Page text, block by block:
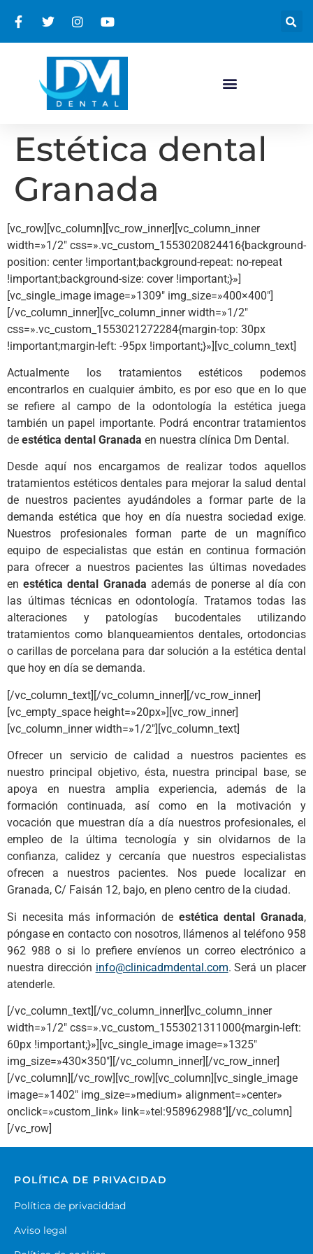
Estética dental
Granada
[vc_row][vc_column][vc_row_inner][vc_column_inner
width=»1/2″ css=».vc_custom_1553020824416{background-
position: center !important;background-repeat: no-repeat
!important;background-size: cover !important;}»]
[vc_single_image image=»1309″ img_size=»400×400″]
[/vc_column_inner][vc_column_inner width=»1/2″
css=».vc_custom_1553021272284{margin-top: 30px
!important;margin-left: -95px !important;}»][vc_column_text]
Actualmente los tratamientos estéticos podemos
encontrarlos en cualquier ámbito, es por eso que en lo que
se refiere al campo de la odontología la estética juega
también un papel importante. Podrá encontrar tratamientos
de estética dental Granada en nuestra clínica Dm Dental.
Desde aquí nos encargamos de realizar todos aquellos
tratamientos estéticos dentales para mejorar la salud dental
de nuestros pacientes ayudándoles a formar parte de la
demanda estética que hoy en día nuestra sociedad exige.
Nuestros profesionales forman parte de un magnífico
equipo de especialistas que están en continua formación
para ofrecer a nuestros pacientes las últimas novedades
enestética dental Granada además de ponerse al día con
las últimas técnicas en odontología. Tratamos todas las
alteraciones y patologías bucodentales utilizando
tratamientos como blanqueamientos dentales, ortodoncias
o carillas de porcelana para dar solución a la estética dental
que hoy en día se demanda.
[/vc_column_text][/vc_column_inner][/vc_row_inner]
[vc_empty_space height=»20px»][vc_row_inner]
[vc_column_inner width=»1/2″][vc_column_text]
Ofrecer un servicio de calidad a nuestros pacientes es
nuestro principal objetivo, ésta, nuestra principal base, se
apoya en nuestra amplia experiencia, además de la
formación continuada, así como en la motivación y
vocación que muestran día a día nuestros profesionales, el
empleo de la última tecnología y sin olvidarnos de la
confianza, calidez y cercanía que nuestros especialistas
ofrecen a nuestros pacientes. Nos puede localizar en
Granada, C/ Faisán 12, bajo, en pleno centro de la ciudad.
Si necesita más información de estética dental Granada,
póngase en contacto con nosotros, llámenos al teléfono 958
962 988 o si lo prefiere envíenos un correo electrónico a
nuestra dirección info@clinicadmdental.com. Será un placer
atenderle.
[/vc_column_text][/vc_column_inner][vc_column_inner
width=»1/2″ css=».vc_custom_1553021311000{margin-left:
60px !important;}»][vc_single_image image=»1325″
img_size=»430×350″][/vc_column_inner][/vc_row_inner]
[/vc_column][/vc_row][vc_row][vc_column][vc_single_image
image=»1402″ img_size=»medium» alignment=»center»
onclick=»custom_link» link=»tel:958962988″][/vc_column]
[/vc_row]
POLÍTICA DE PRIVACIDAD
Política de privaciddad
Aviso legal